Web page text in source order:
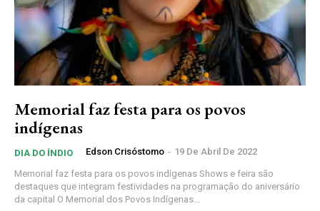
Memorial faz festa para os povos
indígenas
DIA DO ÍNDIO Edson Crisóstomo - 19 De Abril De 2022
Memorial faz festa para os povos indígenas Shows e feira são
destaques que integram festividades na programação do aniversário
da capital O Memorial dos Povos Indígenas...